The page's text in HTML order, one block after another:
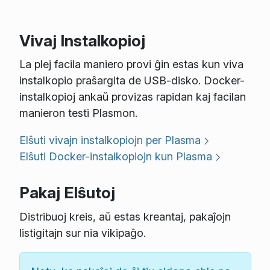
Vivaj Instalkopioj
La plej facila maniero provi ĝin estas kun viva
instalkopio praŝargita de USB-disko. Docker-
instalkopioj ankaŭ provizas rapidan kaj facilan
manieron testi Plasmon.
Elŝuti vivajn instalkopiojn per Plasma
Elŝuti Docker-instalkopiojn kun Plasma
Pakaj Elŝutoj
Distribuoj kreis, aŭ estas kreantaj, pakaĵojn
listigitajn sur nia vikipaĝo.